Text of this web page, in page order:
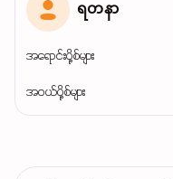
ရတနာ
အရောင်းပို့စ်များ
အဝယ်ပို့စ်များ